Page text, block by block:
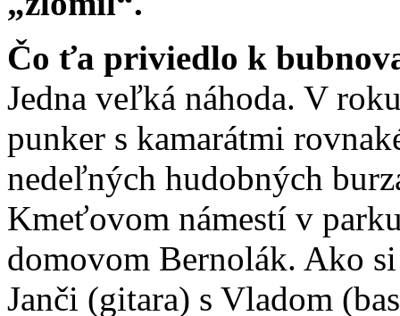
Čo ťa priviedlo k
Jedna veľká náhoda. V
punker s kamarátmi
nedeľných hudobných
Kmeťovom námestí v
domovom Bernolák. Ako
Janči (gitara) s Vladom